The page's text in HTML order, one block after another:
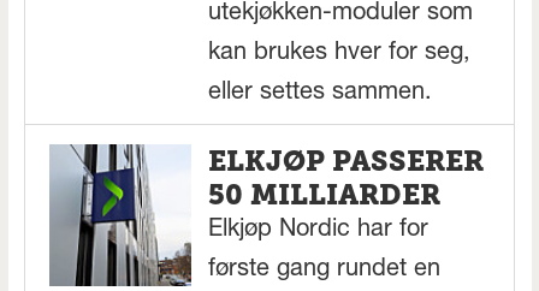
utekjøkken-moduler som
kan brukes hver for seg,
eller settes sammen.
ELKJØP PASSERER
50 MILLIARDER
Elkjøp Nordic har for
første gang rundet en